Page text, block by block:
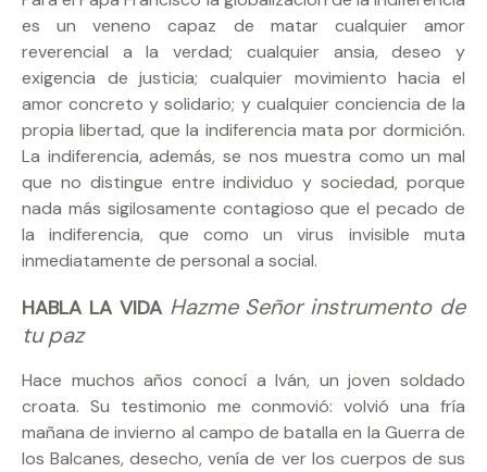
es un veneno capaz de matar cualquier amor
reverencial a la verdad; cualquier ansia, deseo y
exigencia de justicia; cualquier movimiento hacia el
amor concreto y solidario; y cualquier conciencia de la
propia libertad, que la indiferencia mata por dormición.
La indiferencia, además, se nos muestra como un mal
que no distingue entre individuo y sociedad, porque
nada más sigilosamente contagioso que el pecado de
la indiferencia, que como un virus invisible muta
inmediatamente de personal a social.
HABLA LA VIDA Hazme Señor instrumento de
tu paz
Hace muchos años conocí a Iván, un joven soldado
croata. Su testimonio me conmovió: volvió una fría
mañana de invierno al campo de batalla en la Guerra de
los Balcanes, desecho, venía de ver los cuerpos de sus